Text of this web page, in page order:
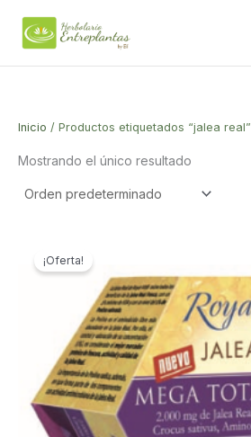
contenido
Inicio / Productos etiquetados “jalea real”
Mostrando el único resultado
¡Oferta!